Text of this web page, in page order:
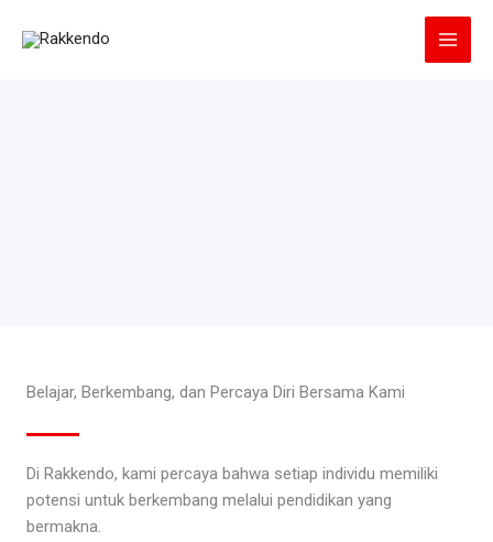
Belajar, Berkembang, dan Percaya Diri Bersama Kami
Di Rakkendo, kami percaya bahwa setiap individu memiliki
potensi untuk berkembang melalui pendidikan yang
bermakna.